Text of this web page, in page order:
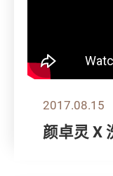
2017.08.15
颜卓灵 X